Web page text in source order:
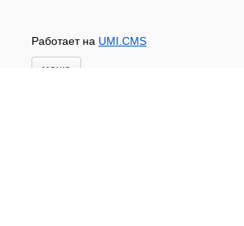
Работает на UMI.CMS
меню